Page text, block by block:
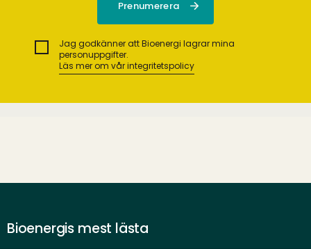
Jag godkänner att Bioenergi lagrar mina
personuppgifter.
Läs mer om vår integritetspolicy
Bioenergis mest lästa